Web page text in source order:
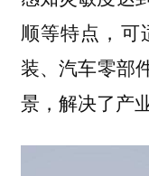
顺等特点，可
装、汽车零部
景，解决了产